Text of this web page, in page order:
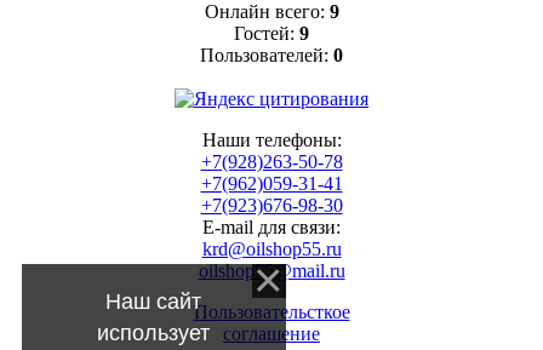
Онлайн всего: 9
Гостей: 9
Пользователей: 0
Наши телефоны:
+7(928)263-50-78
+7(962)059-31-41
+7(923)676-98-30
E-mail для связи:
krd@oilshop55.ru
oilshop55@mail.ru
Пользовательсткое
соглашение
Наш сайт
использует